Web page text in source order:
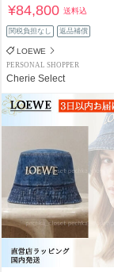
¥84,800送料込
関税負担なし 返品補償
LOEWE
PERSONAL SHOPPER
Cherie Select